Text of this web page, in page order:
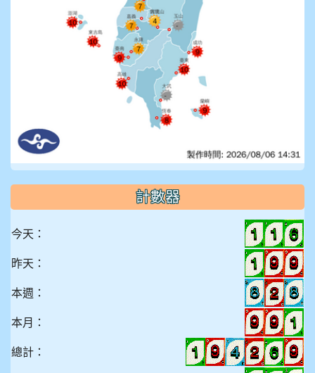
計數器
今天：
昨天：
本週：
本月：
總計：